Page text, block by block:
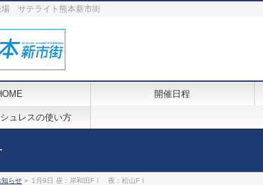
場 サテライト熊本新市街
開催日程
ュレスの使い方
知らせ » 1月9日 昼：岸和田FⅠ 夜：松山FⅠ